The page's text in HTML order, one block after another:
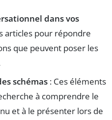
dans vos
articles pour répondre
que peuvent poser les
schémas : Ces éléments
à comprendre le
et à le présenter lors de